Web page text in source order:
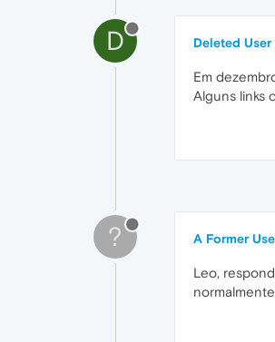
D Deleted User
Em
Alguns links
? A Former
Leo,